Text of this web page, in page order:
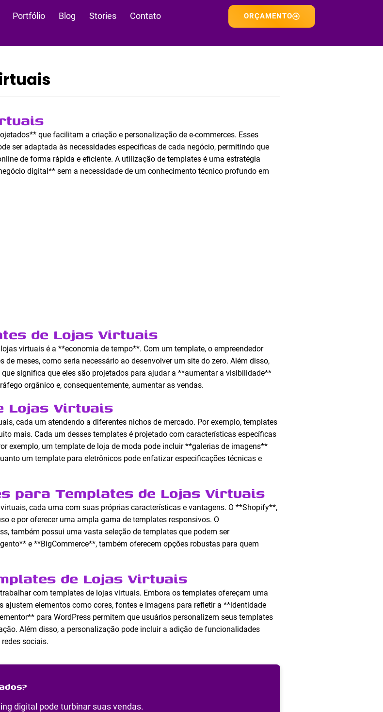
Portfólio Blog Stories Contato ORÇAMENTO
que facilitam a criação e personalização de e-commerces. Esses
ser adaptada às necessidades específicas de cada negócio, permitindo que
de forma rápida e eficiente. A utilização de templates é uma estratégia
digital** sem a necessidade de um conhecimento técnico profundo em
de Lojas Virtuais
virtuais é a **economia de tempo**. Com um template, o empreendedor
meses, como seria necessário ao desenvolver um site do zero. Além disso,
significa que eles são projetados para ajudar a **aumentar a visibilidade**
orgânico e, consequentemente, aumentar as vendas.
Lojas Virtuais
cada um atendendo a diferentes nichos de mercado. Por exemplo, templates
mais. Cada um desses templates é projetado com características específicas
exemplo, um template de loja de moda pode incluir **galerias de imagens**
um template para eletrônicos pode enfatizar especificações técnicas e
para Templates de Lojas Virtuais
cada uma com suas próprias características e vantagens. O **Shopify**,
e por oferecer uma ampla gama de templates responsivos. O
também possui uma vasta seleção de templates que podem ser
e **BigCommerce**, também oferecem opções robustas para quem
de Lojas Virtuais
com templates de lojas virtuais. Embora os templates ofereçam uma
ajustem elementos como cores, fontes e imagens para refletir a **identidade
para WordPress permitem que usuários personalizem seus templates
Além disso, a personalização pode incluir a adição de funcionalidades
sociais.
digital pode turbinar suas vendas.